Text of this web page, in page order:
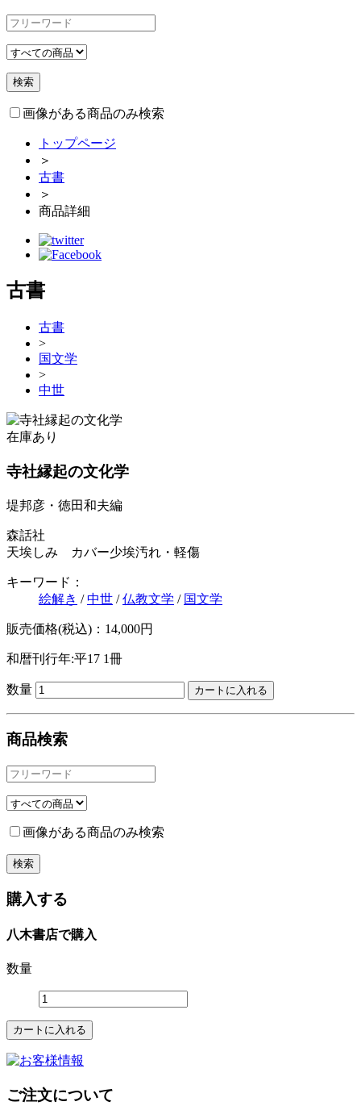
画像がある商品のみ検索
トップページ
＞
古書
＞
商品詳細
古書
古書
>
国文学
>
中世
在庫あり
寺社縁起の文化学
堤邦彦・徳田和夫編
森話社
天埃しみ カバー少埃汚れ・軽傷
キーワード：
絵解き /中世 /仏教文学 / 国文学
販売価格(税込)：14,000円
和暦刊行年:平17 1冊
数量
商品検索
画像がある商品のみ検索
購入する
八木書店で購入
数量
ご注文について